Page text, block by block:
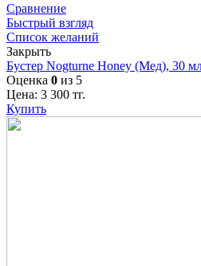
Сравнение
Быстрый взгляд
Список желаний
Закрыть
Бустер Nogturne Honey (Мед), 30
Оценка 0 из 5
Цена: 3 300 тг.
Купить